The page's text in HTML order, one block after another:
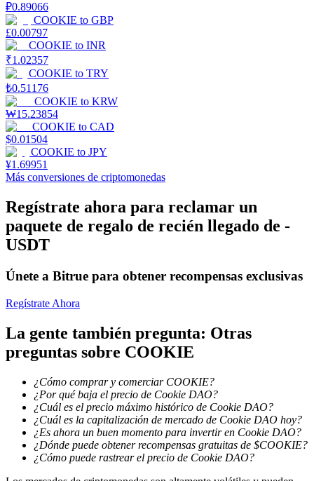
Launchpool
Participación flexible para ganar tokens populares
Bloqueos BTR
Inversiones exclusivas para titulares de BTR
Préstamos
Servicio de préstamos respaldado por criptomonedas
₽0.89066
COOKIE to GBP
£0.00797
COOKIE to INR
₹1.02357
COOKIE to TRY
₺0.51176
COOKIE to KRW
₩15.23854
COOKIE to CAD
$0.01504
COOKIE to JPY
¥1.69951
Más conversiones de criptomonedas
Regístrate ahora para reclamar un
paquete de regalo de recién llegado de -
USDT
Únete a Bitrue para obtener recompensas exclusivas
Regístrate Ahora
La gente también pregunta: Otras
preguntas sobre COOKIE
¿Cómo comprar y comerciar COOKIE?
¿Por qué baja el precio de Cookie DAO?
¿Cuál es el precio máximo histórico de Cookie DAO?
¿Cuál es la capitalización de mercado de Cookie DAO hoy?
¿Es ahora un buen momento para invertir en Cookie DAO?
¿Dónde puede obtener recompensas gratuitas de $COOKIE?
¿Cómo puede rastrear el precio de Cookie DAO?